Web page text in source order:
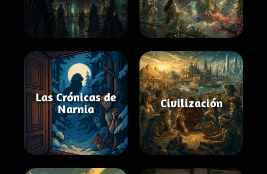
Las Crónicas de
Narnia
Civilización